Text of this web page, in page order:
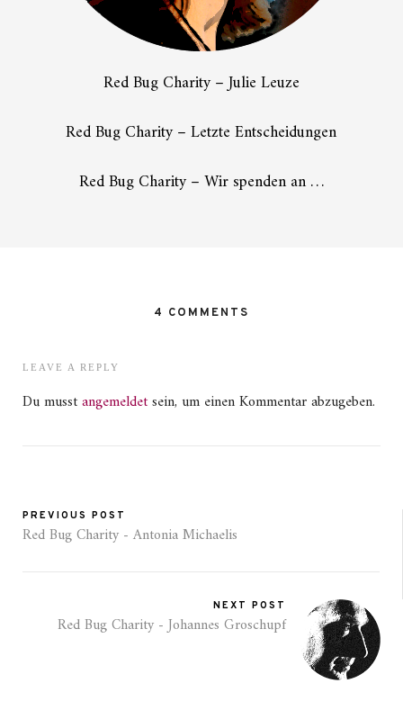
Red Bug Charity – Julie Leuze
Red Bug Charity – Letzte Entscheidungen
Red Bug Charity – Wir spenden an …
4 COMMENTS
LEAVE A REPLY
Du musstangemeldetsein, um einen Kommentar abzugeben.
PREVIOUS POST
Red Bug Charity - Antonia Michaelis
NEXT POST
Red Bug Charity - Johannes Groschupf